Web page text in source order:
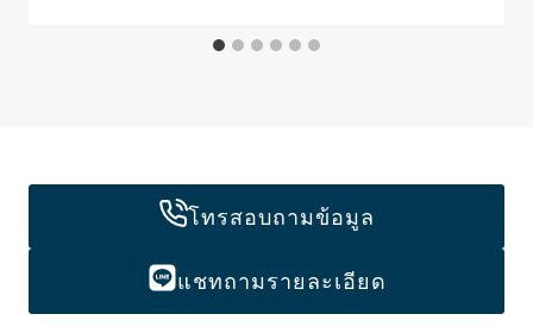
โทรสอบถามข้อมูล
แชทถามรายละเอียด